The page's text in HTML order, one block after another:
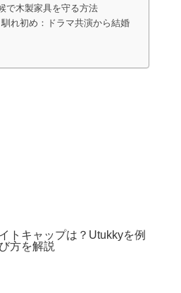
で木製家具を守る方法
れ初め：ドラマ共演から結婚
トキャップは？Utukkyを例
方を解説